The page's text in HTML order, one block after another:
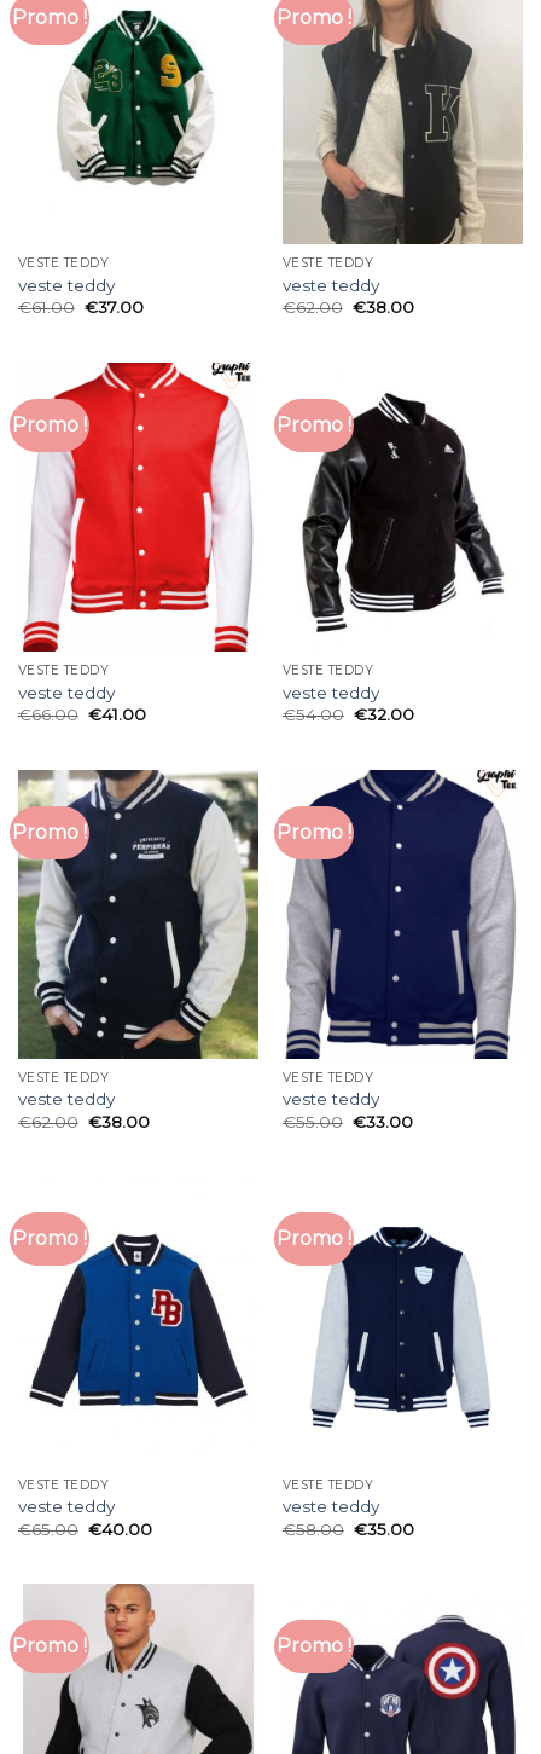
Promo !
VESTE TEDDY
veste teddy
€61.00 €37.00
Promo !
VESTE TEDDY
veste teddy
€62.00 €38.00
Promo !
VESTE TEDDY
veste teddy
€66.00 €41.00
Promo !
VESTE TEDDY
veste teddy
€54.00 €32.00
Promo !
VESTE TEDDY
veste teddy
€62.00 €38.00
Promo !
VESTE TEDDY
veste teddy
€55.00 €33.00
Promo !
VESTE TEDDY
veste teddy
€65.00 €40.00
Promo !
VESTE TEDDY
veste teddy
€58.00 €35.00
Promo ! Promo !